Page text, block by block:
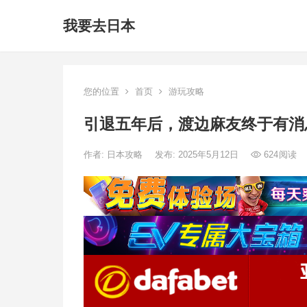
我要去日本
您的位置 首页 游玩攻略
引退五年后，渡边麻友终于有
作者: 日本攻略 发布: 2025年5月12日 624阅读